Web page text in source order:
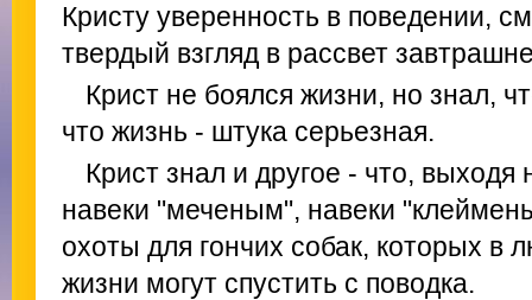
Кристу уверенность в поведении,
твердый взгляд в рассвет
Крист не боялся жизни, но знал,
что жизнь - штука серьезная.
Крист знал и другое - что, выходя
навеки "меченым", навеки
охоты для гончих собак, которых в
жизни могут спустить с поводка.